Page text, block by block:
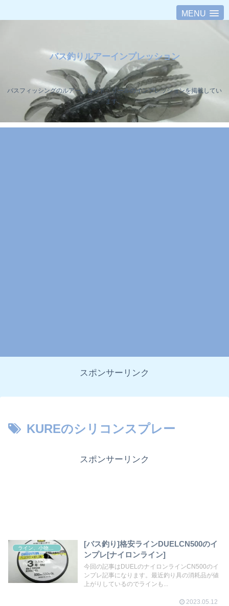
MENU
バス釣りルアーインプレッション
バスフィッシングのルアー、ロッド、リールのインプレッションを掲載してい
ます。
スポンサーリンク
KUREのシリコンスプレー
スポンサーリンク
ライン、小物その他
[バス釣り]格安ラインDUELCN500のイ
ンプレ[ナイロンライン]
今回の記事はDUELのナイロンラインCN500のイ
ンプレ記事になります。最近釣り具の消耗品が値
上がりしているのでラインも...
2023.05.12